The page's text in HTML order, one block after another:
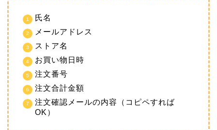
氏名
メールアドレス
ストア名
お買い物日時
注文番号
注文合計金額
注文確認メールの内容（コピペすれば
OK）